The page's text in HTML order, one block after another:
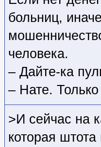
больниц,
человека.
– Дайте-ка
– Нате.
>И сейчас на
которая